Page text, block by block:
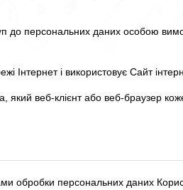
до персональних даних особою
Інтернет і використовує Сайт
який веб-клієнт або веб-браузер
обробки персональних даних